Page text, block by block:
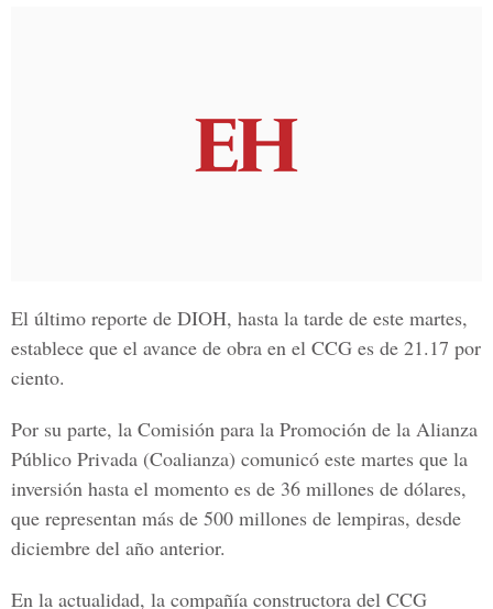
El último reporte de DIOH, hasta la tarde de este martes,
establece que el avance de obra en el CCG es de 21.17 por
ciento.
Por su parte, la Comisión para la Promoción de la Alianza
Público Privada (Coalianza) comunicó este martes que la
inversión hasta el momento es de 36 millones de dólares,
que representan más de 500 millones de lempiras, desde
diciembre del año anterior.
En la actualidad, la compañía constructora del CCG